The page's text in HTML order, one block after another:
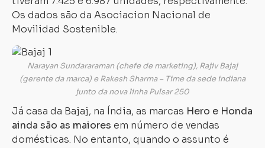
Os dados são da Asociacion Nacional de
Movilidad Sostenible.
Narayan Sundararaman (chefe de marketing), Rajiv Bajaj
(gerente da marca) e Rakesh Sharma – Time da sede indiana
junto da nova linha Pulsar 250
Já casa da Bajaj, na Índia, as marcas Hero e Honda
ainda são as maiores em número de vendas
domésticas. No entanto, quando o assunto é